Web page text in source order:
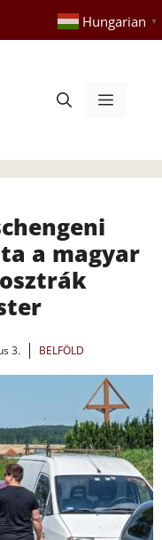
Hungarian ▼
Menü
a magyar
3. BELFÖLD